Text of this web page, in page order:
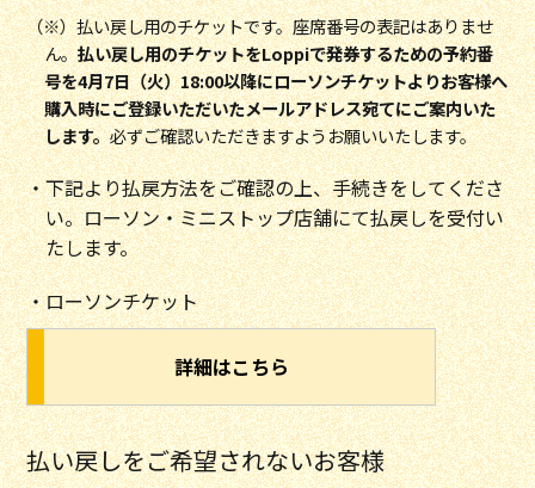
（※）払い戻し用のチケットです。座席番号の表記はありませ
ん。払い戻し用のチケットをLoppiで発券するための予約番
号を4月7日（火）18:00以降にローソンチケットよりお客様へ
購入時にご登録いただいたメールアドレス宛てにご案内いた
します。必ずご確認いただきますようお願いいたします。
・下記より払戻方法をご確認の上、手続きをしてくださ
い。ローソン・ミニストップ店舗にて払戻しを受付い
たします。
・ローソンチケット
詳細はこちら
払い戻しをご希望されないお客様